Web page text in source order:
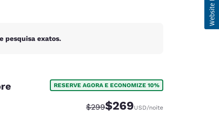
pesquisa exatos.
RESERVE AGORA E ECONOMIZE 10%
Tarifa anterior “tachada”:
$299Tarifa com desconto:
$269USD/noite